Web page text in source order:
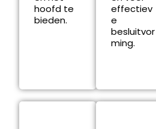
hoofd te
bieden.
effectiev
e
besluitvor
ming.